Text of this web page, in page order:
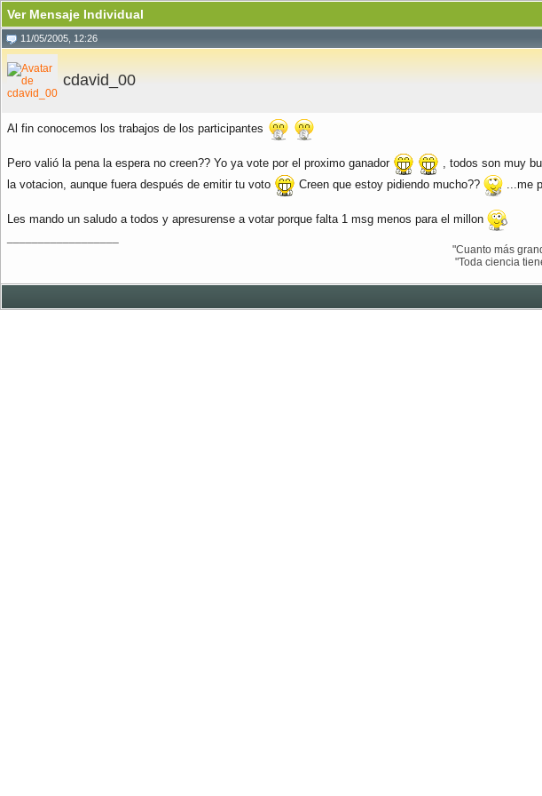
Ver Mensaje Individual
11/05/2005, 12:26
cdavid_00
Al fin conocemos los trabajos de los participantes
Pero valió la pena la espera no creen?? Yo ya vote por el proximo ganador
, todos son muy
la votacion, aunque fuera después de emitir tu voto
Creen que estoy pidiendo mucho?? ...me
Les mando un saludo a todos y apresurense a votar porque falta 1 msg menos para el millon
"Cuanto más
"Toda ciencia